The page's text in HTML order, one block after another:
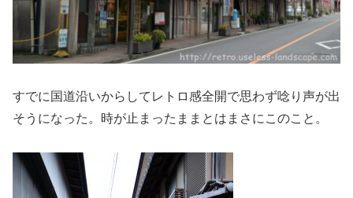
すでに国道沿いからしてレトロ感全開で思わず唸り声が出
そうになった。時が止まったままとはまさにこのこと。